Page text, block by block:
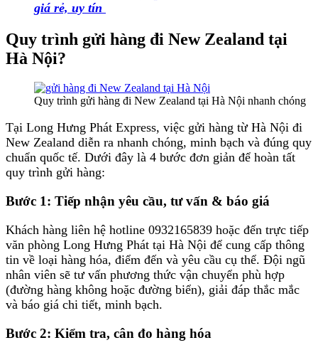
giá rẻ, uy tín
Quy trình gửi hàng đi New Zealand tại
Hà Nội?
Quy trình gửi hàng đi New Zealand tại Hà Nội nhanh chóng
Tại Long Hưng Phát Express, việc gửi hàng từ Hà Nội đi
New Zealand diễn ra nhanh chóng, minh bạch và đúng quy
chuẩn quốc tế. Dưới đây là 4 bước đơn giản để hoàn tất
quy trình gửi hàng:
Bước 1: Tiếp nhận yêu cầu, tư vấn & báo giá
Khách hàng liên hệ hotline 0932165839 hoặc đến trực tiếp
văn phòng Long Hưng Phát tại Hà Nội để cung cấp thông
tin về loại hàng hóa, điểm đến và yêu cầu cụ thể. Đội ngũ
nhân viên sẽ tư vấn phương thức vận chuyển phù hợp
(đường hàng không hoặc đường biển), giải đáp thắc mắc
và báo giá chi tiết, minh bạch.
Bước 2: Kiểm tra, cân đo hàng hóa